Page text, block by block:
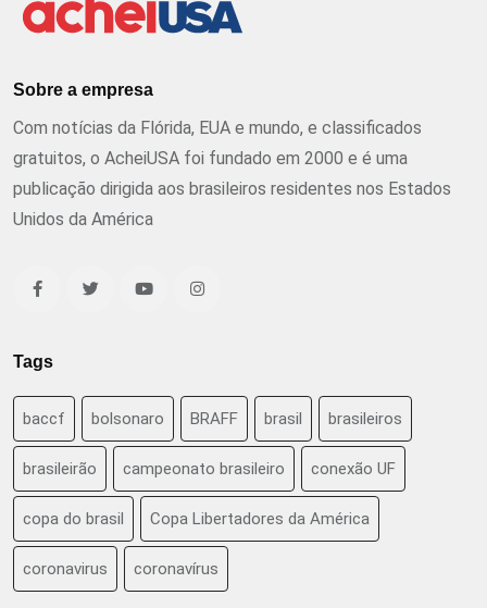
Sobre a empresa
Com notícias da Flórida, EUA e mundo, e classificados
gratuitos, o AcheiUSA foi fundado em 2000 e é uma
publicação dirigida aos brasileiros residentes nos Estados
Unidos da América
Tags
baccf bolsonaro BRAFF brasil brasileiros
brasileirão campeonato brasileiro conexão UF
copa do brasil Copa Libertadores da América
coronavirus coronavírus